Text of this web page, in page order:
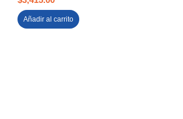
Añadir al carrito